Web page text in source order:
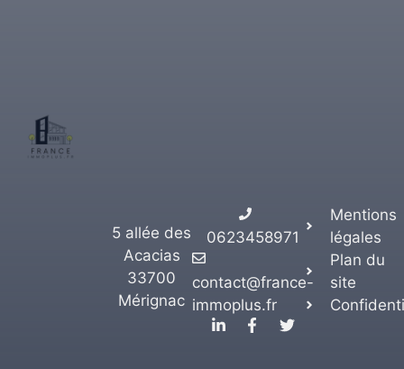
5 allée des
Acacias
33700
Mérignac
0623458971
contact@france-
immoplus.fr
Mentions
légales
Plan du
site